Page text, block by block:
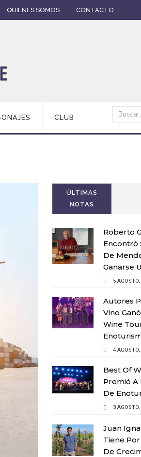
CONTACTO
QUIENES SOMOS
CLUB
ÚLTIMAS
NOTAS
Roberto
Encontró
De
Ganarse
5
Autores
Vino
Wine
4
Best Of
Premió A
De
3
Juan
Tiene
De